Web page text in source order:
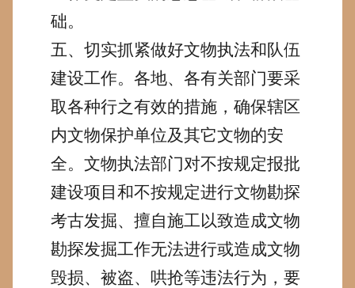
础。
五、切实抓紧做好文物执法和队伍
建设工作。 各地、各有关部门要采
取各种行之有效的措施，确保辖区
内文物保护单位及其它文物的安
全。文物执法部门对不按规定报批
建设项目和不按规定进行文物勘探
考古发掘、擅自施工以致造成文物
勘探发掘工作无法进行或造成文物
毁损、被盗、哄抢等违法行为，要